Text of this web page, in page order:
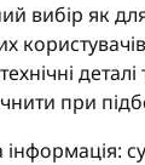
вибір як
при